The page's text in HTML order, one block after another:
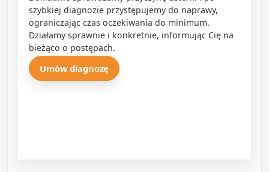
szybkiej diagnozie przystępujemy do naprawy,
ograniczając czas oczekiwania do minimum.
Działamy sprawnie i konkretnie, informując Cię na
bieżąco o postępach.
Umów diagnozę